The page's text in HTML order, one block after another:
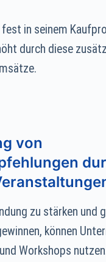
in seinem
durch diese
von
zu stärken und
können
Workshops